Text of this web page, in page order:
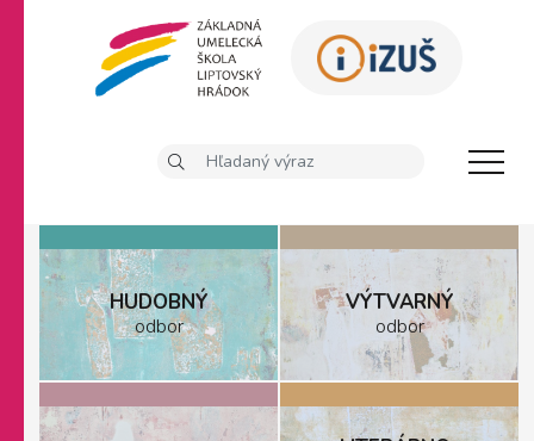
HUDOBNÝ
odbor
VÝTVARNÝ
odbor